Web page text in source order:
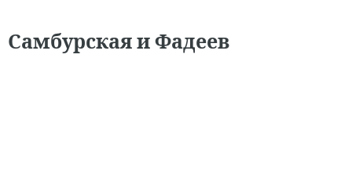
Самбурская и Фадеев